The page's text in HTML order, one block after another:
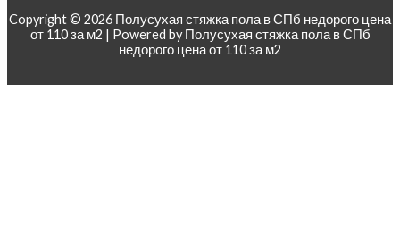
Copyright © 2026 Полусухая стяжка пола в СПб недорого цена
от 110 за м2 | Powered by Полусухая стяжка пола в СПб
недорого цена от 110 за м2